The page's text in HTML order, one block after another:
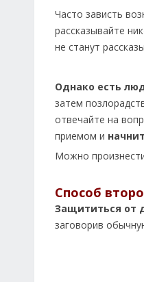
Часто зависть
рассказывайте
не станут
Однако есть
затем
отвечайте на
приемом и
Можно
Способ
Защититься от
заговорив